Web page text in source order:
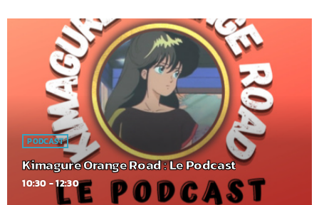
PODCAST
Kimagure Orange Road : Le Podcast
10:30 - 12:30